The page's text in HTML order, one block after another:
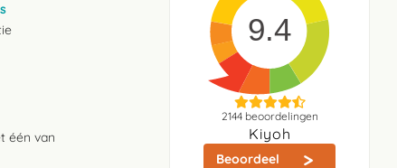
één van
9.4
2144beoordelingen
Kiyoh
Beoordeel